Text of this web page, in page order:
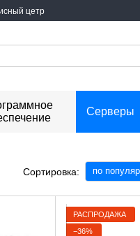
цетр
Серверы
Сортировка: по
РАСПРОДАЖА
−36%